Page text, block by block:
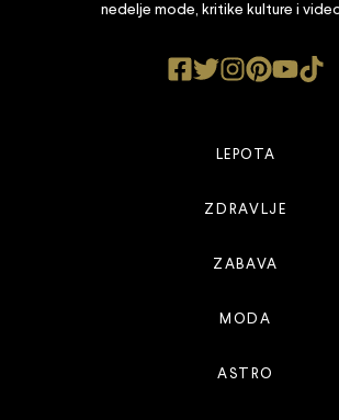
nedelje mode, kritike kulture i
LEPOTA
ZDRAVLJE
ZABAVA
MODA
ASTRO